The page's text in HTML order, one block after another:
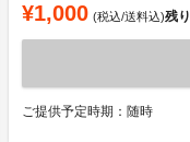
¥1,000 (税込/送料込)残り
ご提供予定時期：随時